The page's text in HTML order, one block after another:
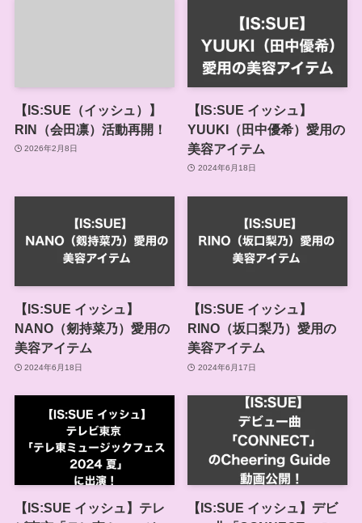
【IS:SUE（イッシュ）】
RIN（会田凛）活動再開！
2026年2月8日
【IS:SUE イッシュ】
YUUKI（田中優希）愛用の
美容アイテム
2024年6月18日
【IS:SUE イッシュ】
NANO（剱持菜乃）愛用の
美容アイテム
2024年6月18日
【IS:SUE イッシュ】
RINO（坂口梨乃）愛用の
美容アイテム
2024年6月17日
【IS:SUE イッシュ】テレ
【IS:SUE イッシュ】デビ